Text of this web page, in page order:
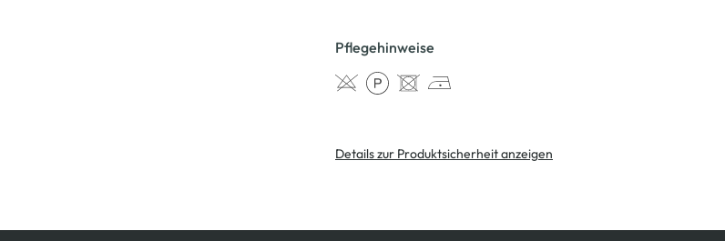
Pflegehinweise
Details zur Produktsicherheit anzeigen